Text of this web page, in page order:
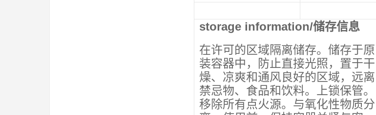
storage information/储存信息
在许可的区域隔离储存。储存于原
装容器中，防止直接光照，置于干
燥、凉爽和通风良好的区域，远离
禁忌物、食品和饮料。上锁保管。
移除所有点火源。与氧化性物质分